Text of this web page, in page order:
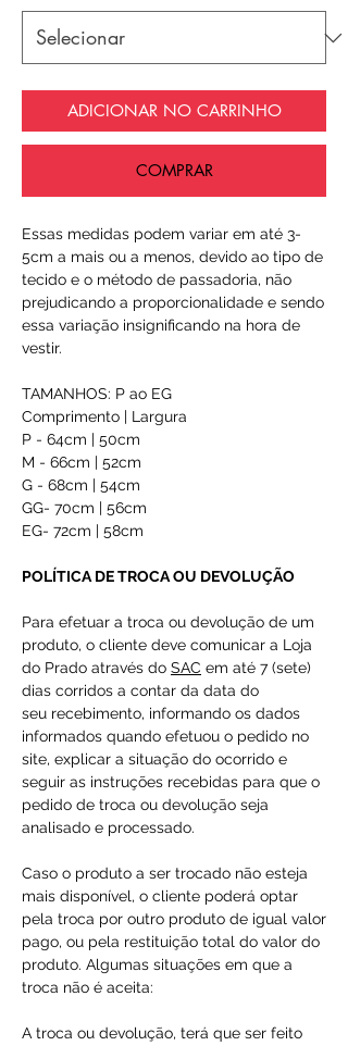
ADICIONAR NO CARRINHO
COMPRAR
Essas medidas podem variar em até 3-
5cm a mais ou a menos, devido ao tipo de
tecido e o método de passadoria, não
prejudicando a proporcionalidade e sendo
essa variação insignificando na hora de
vestir.
TAMANHOS: P ao EG
Comprimento | Largura
P - 64cm | 50cm
M - 66cm | 52cm
G - 68cm | 54cm
GG- 70cm | 56cm
EG- 72cm | 58cm
POLÍTICA DE TROCA OU DEVOLUÇÃO
Para efetuar a troca ou devolução de um
produto, o cliente deve comunicar a Loja
do Prado através do SAC em até 7 (sete)
dias corridos a contar da data do
seu recebimento, informando os dados
informados quando efetuou o pedido no
site, explicar a situação do ocorrido e
seguir as instruções recebidas para que o
pedido de troca ou devolução seja
analisado e processado.
Caso o produto a ser trocado não esteja
mais disponível, o cliente poderá optar
pela troca por outro produto de igual valor
pago, ou pela restituição total do valor do
produto. Algumas situações em que a
troca não é aceita:
A troca ou devolução, terá que ser feito